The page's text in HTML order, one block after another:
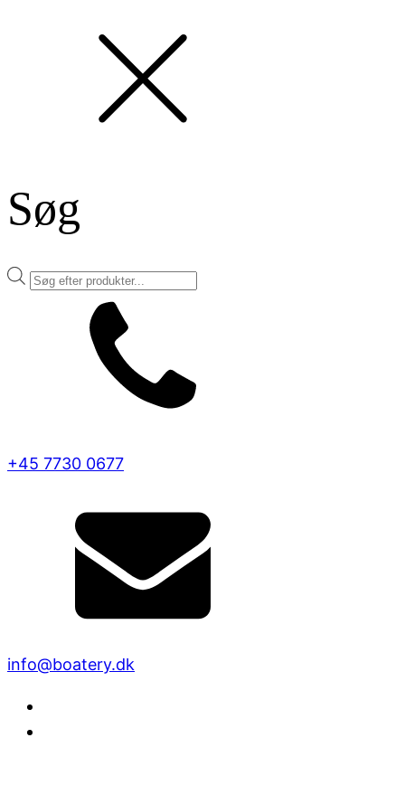
Søg
Products
+45 7730 0677
info@boatery.dk